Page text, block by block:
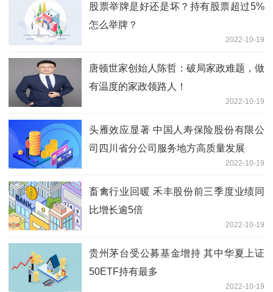
股票举牌是好还是坏？持有股票超过5%
怎么举牌？
2022-10-19
唐顿世家创始人陈哲：破局家政难题，做
有温度的家政领路人！
2022-10-19
头雁效应显著 中国人寿保险股份有限公
司四川省分公司服务地方高质量发展
2022-10-19
畜禽行业回暖 禾丰股份前三季度业绩同
比增长逾5倍
2022-10-19
贵州茅台受公募基金增持 其中华夏上证
50ETF持有最多
2022-10-19